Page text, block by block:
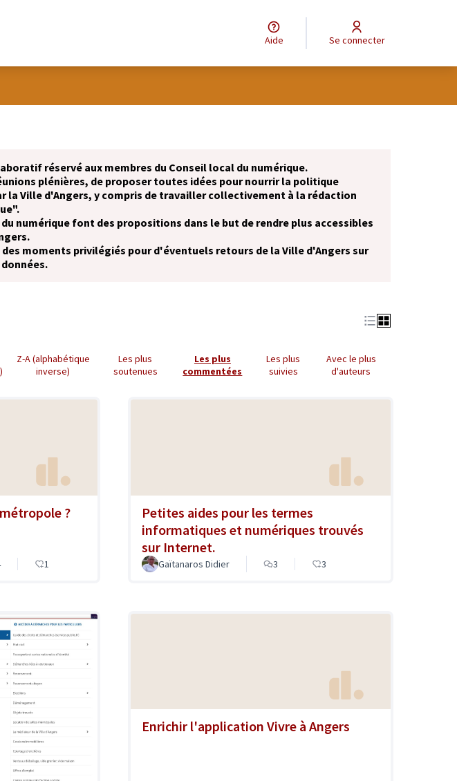
Aide Se connecter
réservé aux membres du Conseil local du numérique.
plénières, de proposer toutes idées pour nourrir la politique
la Ville d'Angers, y compris de travailler collectivement à la rédaction
numérique font des propositions dans le but de rendre plus accessibles
moments privilégiés pour d'éventuels retours de la Ville d'Angers sur
Z-A (alphabétique
inverse)
Les plus
soutenues
Les plus
commentées
Les plus
suivies
Avec le plus
d'auteurs
?
1
Petites aides pour les termes
informatiques et numériques trouvés
sur Internet.
Gaïtanaros Didier 3 3
Enrichir l'application Vivre à Angers